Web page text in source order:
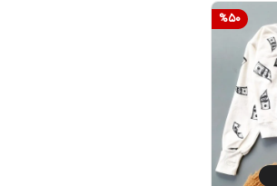
%50